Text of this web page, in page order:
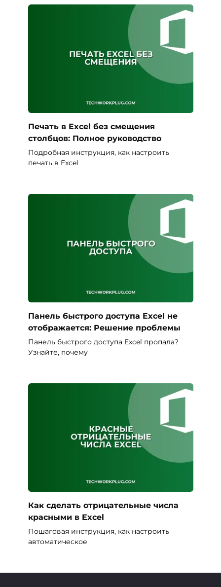
Печать в Excel без смещения
столбцов: Полное руководство
Подробная инструкция, как настроить
печать в Excel
Панель быстрого доступа Excel не
отображается: Решение проблемы
Панель быстрого доступа Excel пропала?
Узнайте, почему
Как сделать отрицательные числа
красными в Excel
Пошаговая инструкция, как настроить
автоматическое